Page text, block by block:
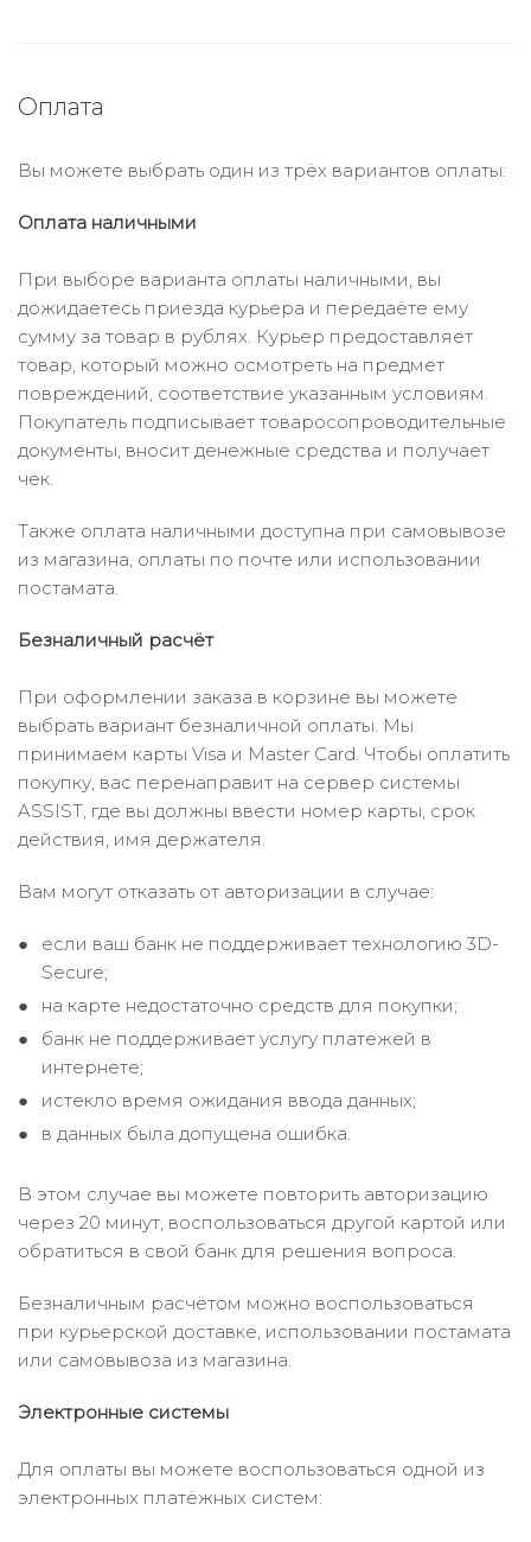
Оплата
Вы можете выбрать один из трёх вариантов оплаты:
Оплата наличными
При выборе варианта оплаты наличными, вы
дожидаетесь приезда курьера и передаёте ему
сумму за товар в рублях. Курьер предоставляет
товар, который можно осмотреть на предмет
повреждений, соответствие указанным условиям.
Покупатель подписывает товаросопроводительные
документы, вносит денежные средства и получает
чек.
Также оплата наличными доступна при самовывозе
из магазина, оплаты по почте или использовании
постамата.
Безналичный расчёт
При оформлении заказа в корзине вы можете
выбрать вариант безналичной оплаты. Мы
принимаем карты Visa и Master Card. Чтобы оплатить
покупку, вас перенаправит на сервер системы
ASSIST, где вы должны ввести номер карты, срок
действия, имя держателя.
Вам могут отказать от авторизации в случае:
если ваш банк не поддерживает технологию 3D-
Secure;
на карте недостаточно средств для покупки;
банк не поддерживает услугу платежей в
интернете;
истекло время ожидания ввода данных;
в данных была допущена ошибка.
В этом случае вы можете повторить авторизацию
через 20 минут, воспользоваться другой картой или
обратиться в свой банк для решения вопроса.
Безналичным расчётом можно воспользоваться
при курьерской доставке, использовании постамата
или самовывоза из магазина.
Электронные системы
Для оплаты вы можете воспользоваться одной из
электронных платёжных систем: